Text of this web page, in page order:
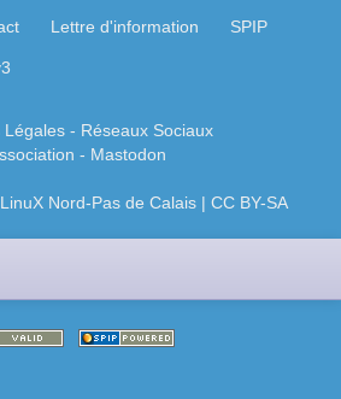
Lettre d'information SPIP
Légales- Réseaux Sociaux
- Mastodon
Nord-Pas de Calais | CC BY-SA